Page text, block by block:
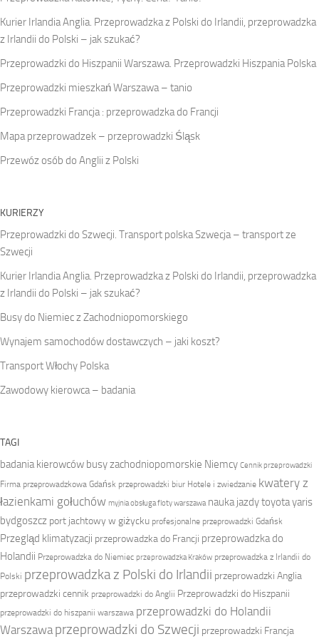
Kurier Irlandia Anglia. Przeprowadzka z Polski do Irlandii, przeprowadzka
z Irlandii do Polski – jak szukać?
Przeprowadzki do Hiszpanii Warszawa. Przeprowadzki Hiszpania Polska
Przeprowadzki mieszkań Warszawa – tanio
Przeprowadzki Francja : przeprowadzka do Francji
Mapa przeprowadzek – przeprowadzki Śląsk
Przewóz osób do Anglii z Polski
KURIERZY
Przeprowadzki do Szwecji. Transport polska Szwecja – transport ze
Szwecji
Kurier Irlandia Anglia. Przeprowadzka z Polski do Irlandii, przeprowadzka
z Irlandii do Polski – jak szukać?
Busy do Niemiec z Zachodniopomorskiego
Wynajem samochodów dostawczych – jaki koszt?
Transport Włochy Polska
Zawodowy kierowca – badania
TAGI
badania kierowców busy zachodniopomorskie Niemcy Cennik przeprowadzki
Firma przeprowadzkowa Gdańsk przeprowadzki biur Hotele i zwiedzanie kwatery z
łazienkami gołuchów myjnia obsługa floty warszawa nauka jazdy toyota yaris
bydgoszcz port jachtowy w giżycku profesjonalne przeprowadzki Gdańsk
Przegląd klimatyzacji przeprowadzka do Francji przeprowadzka do
Holandii Przeprowadzka do Niemiec przeprowadzka Kraków przeprowadzka z Irlandii do
Polski przeprowadzka z Polski do Irlandii przeprowadzki Anglia
przeprowadzki cennik przeprowadzki do Anglii Przeprowadzki do Hiszpanii
przeprowadzki do hiszpanii warszawa przeprowadzki do Holandii
Warszawa przeprowadzki do Szwecji przeprowadzki Francja